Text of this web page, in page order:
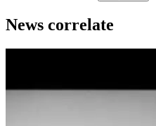
News correlate